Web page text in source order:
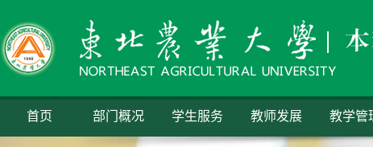
首页 部门概况 学生服务 教师发展 教学管